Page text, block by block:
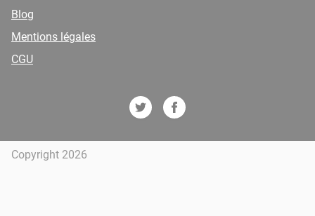
Blog
Mentions légales
CGU
Copyright 2026